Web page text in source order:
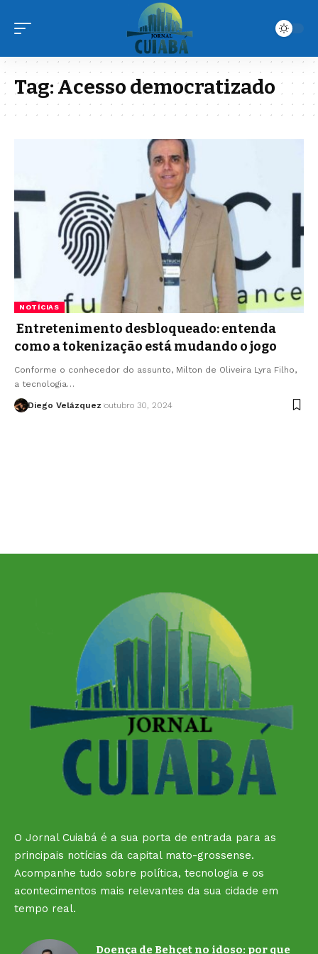
Tag:Acesso democratizado
NOTÍCIAS
Entretenimento desbloqueado: entenda
como a tokenização está mudando o jogo
Conforme o conhecedor do assunto, Milton de Oliveira Lyra Filho,
a tecnologia…
Diego Velázquez outubro 30, 2024
O Jornal Cuiabá é a sua porta de entrada para as
principais notícias da capital mato-grossense.
Acompanhe tudo sobre política, tecnologia e os
acontecimentos mais relevantes da sua cidade em
tempo real.
Doença de Behçet no idoso: por que